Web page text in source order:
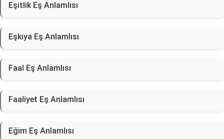
Eşitlik Eş Anlamlısı
Eşkıya Eş Anlamlısı
Faal Eş Anlamlısı
Faaliyet Eş Anlamlısı
Eğim Eş Anlamlısı